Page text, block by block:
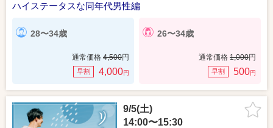
ハイステータスな同年代男性編
28〜34歳
通常価格 4,500円
早割 4,000円
26〜34歳
通常価格 1,000円
早割 500円
9/5(土)
14:00〜15:30